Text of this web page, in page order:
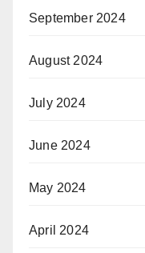
September 2024
August 2024
July 2024
June 2024
May 2024
April 2024